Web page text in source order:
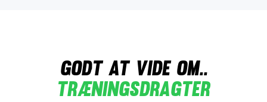
godt at vide om..
træningsdragter